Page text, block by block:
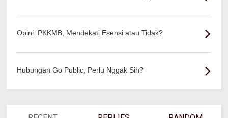
Opini: PKKMB, Mendekati Esensi atau Tidak?
Hubungan Go Public, Perlu Nggak Sih?